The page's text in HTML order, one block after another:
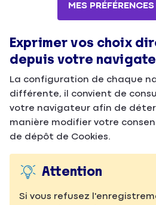
MES
Exprimer vos choix
depuis votre
La configuration de chaque
différente, il convient de
votre navigateur afin de
manière modifier votre
de dépôt de Cookies.
Attention
Si vous refusez